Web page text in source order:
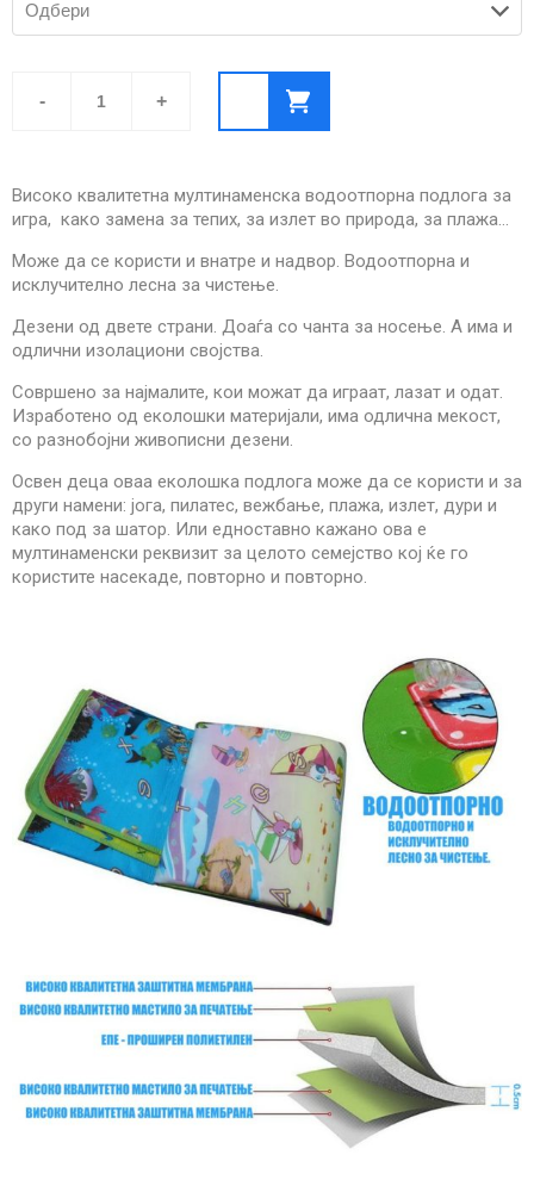
-
Подлога
quantity
+
Високо квалитетна мултинаменска водоотпорна подлога за
игра, како замена за тепих, за излет во природа, за плажа…
Може да се користи и внатре и надвор. Водоотпорна и
исклучително лесна за чистење.
Дезени од двете страни. Доаѓа со чанта за носење. А има и
одлични изолациони својства.
Совршено за најмалите, кои можат да играат, лазат и одат.
Изработено од еколошки материјали, има одлична мекост,
со разнобојни живописни дезени.
Освен деца оваа еколошка подлога може да се користи и за
други намени: јога, пилатес, вежбање, плажа, излет, дури и
како под за шатор. Или едноставно кажано ова е
мултинаменски реквизит за целото семејство кој ќе го
користите насекаде, повторно и повторно.